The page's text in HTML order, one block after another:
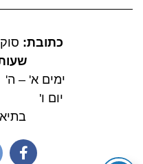
כתובת:
ימים א' – ה' 8:00 –
יום ו' 8:00 –